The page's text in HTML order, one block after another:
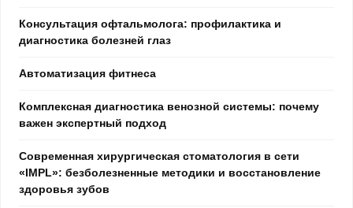
Консультация офтальмолога: профилактика и
диагностика болезней глаз
Автоматизация фитнеса
Комплексная диагностика венозной системы: почему
важен экспертный подход
Современная хирургическая стоматология в сети
«IMPL»: безболезненные методики и восстановление
здоровья зубов